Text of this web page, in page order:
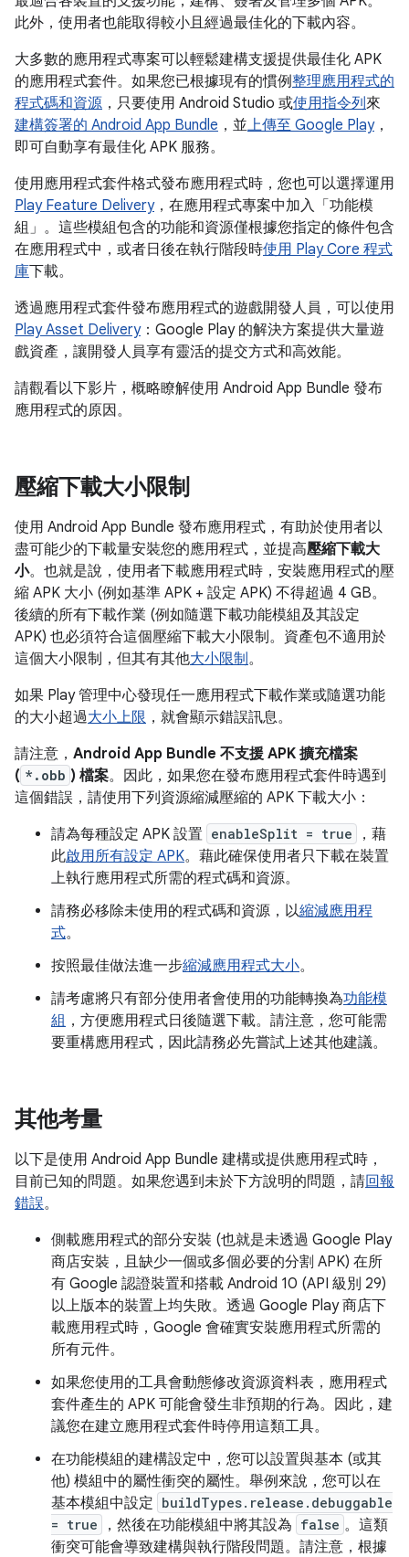
此外，使用者也能取得較小且經過最佳化的下載內容。
大多數的應用程式專案可以輕鬆建構支援提供最佳化 APK
的應用程式套件。如果您已根據現有的慣例整理應用程式的
程式碼和資源 ，只要使用 Android Studio 或使用指令列來
建構簽署的 Android App Bundle ，並上傳至 Google Play，
即可自動享有最佳化 APK 服務。
使用應用程式套件格式發布應用程式時，您也可以選擇運用
Play Feature Delivery，在應用程式專案中加入「功能模
組」 。這些模組包含的功能和資源僅根據您指定的條件包含
在應用程式中，或者日後在執行階段時使用 Play Core 程式
庫下載。
透過應用程式套件發布應用程式的遊戲開發人員，可以使用
Play Asset Delivery：Google Play 的解決方案提供大量遊
戲資產，讓開發人員享有靈活的提交方式和高效能。
請觀看以下影片，概略瞭解使用 Android App Bundle 發布
應用程式的原因。
壓縮下載大小限制
使用 Android App Bundle 發布應用程式，有助於使用者以
盡可能少的下載量安裝您的應用程式，並提高壓縮下載大
小。也就是說，使用者下載應用程式時，安裝應用程式的壓
縮 APK 大小 (例如基準 APK + 設定 APK) 不得超過 4 GB。
後續的所有下載作業 (例如隨選下載功能模組及其設定
APK) 也必須符合這個壓縮下載大小限制。資產包不適用於
這個大小限制，但其有其他大小限制。
如果 Play 管理中心發現任一應用程式下載作業或隨選功能
的大小超過大小上限 ，就會顯示錯誤訊息。
請注意， Android App Bundle 不支援 APK 擴充檔案
( *.obb ) 檔案。因此，如果您在發布應用程式套件時遇到
這個錯誤，請使用下列資源縮減壓縮的 APK 下載大小：
請為每種設定 APK 設置 enableSplit = true
，藉
此啟用所有設定 APK。藉此確保使用者只下載在裝置
上執行應用程式所需的程式碼和資源。
請務必移除未使用的程式碼和資源，以縮減應用程
式。
按照最佳做法進一步縮減應用程式大小。
請考慮將只有部分使用者會使用的功能轉換為功能模
組 ，方便應用程式日後隨選下載。請注意，您可能需
要重構應用程式，因此請務必先嘗試上述其他建議。
其他考量
以下是使用 Android App Bundle 建構或提供應用程式時，
目前已知的問題。如果您遇到未於下方說明的問題，請回報
錯誤。
側載應用程式的部分安裝 (也就是未透過 Google Play
商店安裝，且缺少一個或多個必要的分割 APK) 在所
有 Google 認證裝置和搭載 Android 10 (API 級別 29)
以上版本的裝置上均失敗。透過 Google Play 商店下
載應用程式時，Google 會確實安裝應用程式所需的
所有元件。
如果您使用的工具會動態修改資源資料表，應用程式
套件產生的 APK 可能會發生非預期的行為。因此，建
議您在建立應用程式套件時停用這類工具。
在功能模組的建構設定中，您可以設置與基本 (或其
他) 模組中的屬性衝突的屬性。舉例來說，您可以在
基本模組中設定 buildTypes.release.debuggable
= true
，然後在功能模組中將其設為 false 。這類
衝突可能會導致建構與執行階段問題。請注意，根據